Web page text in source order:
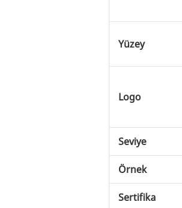
Yüzey
Logo
Seviye
Örnek
Sertifika